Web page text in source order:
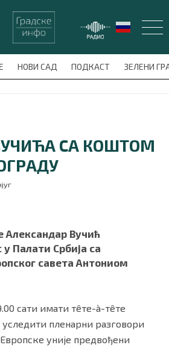
НОВИ САД ПОДКАСТ ЗЕЛЕНИ
wp_filter_object_list(
СА КОШТОМ
Александар Вучић
Палати Србија са
савета Антониом
сати имати тêте-à-тêте
уследити пленарни разговори
уније предвођени